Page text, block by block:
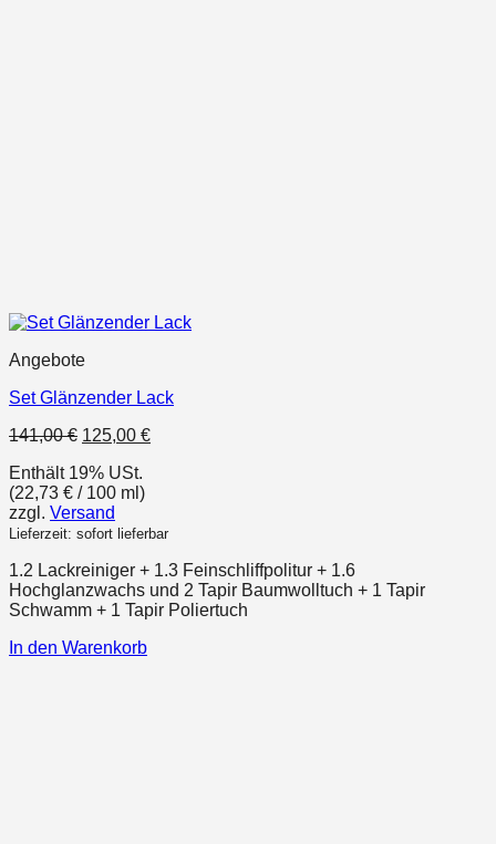
Angebote
Set Glänzender Lack
141,00€ Ursprünglicher
war:
141,00 €
125,00 €Aktueller
Enthält 19% USt.
(22,73 € / 100 ml)
zzgl. Versand
Lieferzeit: sofort lieferbar
1.2 Lackreiniger + 1.3 Feinschliffpolitur + 1.6
Hochglanzwachs und 2 Tapir Baumwolltuch + 1 Tapir
Schwamm + 1 Tapir Poliertuch
In den Warenkorb